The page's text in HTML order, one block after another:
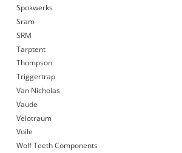
Spokwerks
Sram
SRM
Tarptent
Thompson
Triggertrap
Van Nicholas
Vaude
Velotraum
Voile
Wolf Teeth Components